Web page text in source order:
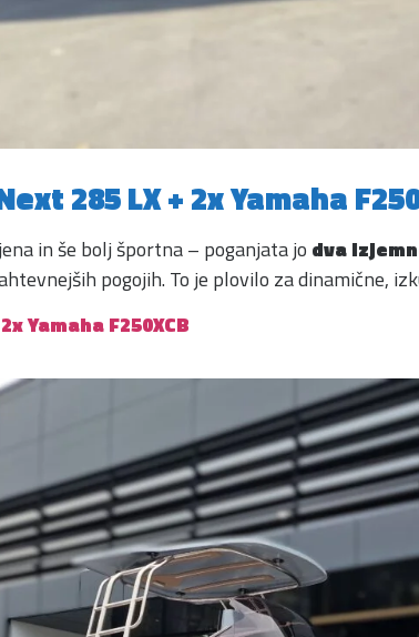
285 LX + 2x Yamaha
in še bolj športna – poganjata jo dva
pogojih. To je plovilo za dinamične,
Yamaha F250XCB